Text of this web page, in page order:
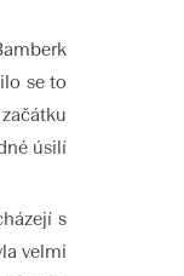
se to
úsilí
s
velmi